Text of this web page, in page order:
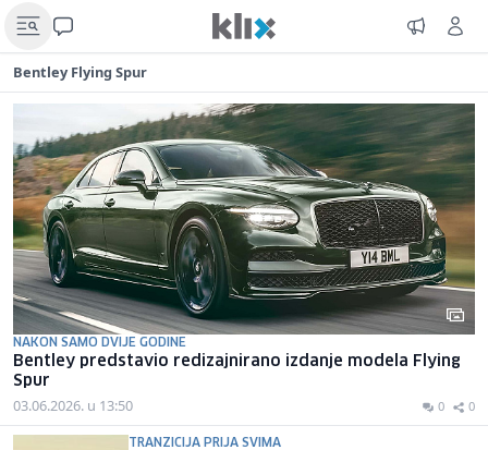
Bentley Flying Spur
NAKON SAMO DVIJE GODINE
Bentley predstavio redizajnirano izdanje modela Flying
Spur
03.06.2026. u 13:50 0 0
TRANZICIJA PRIJA SVIMA